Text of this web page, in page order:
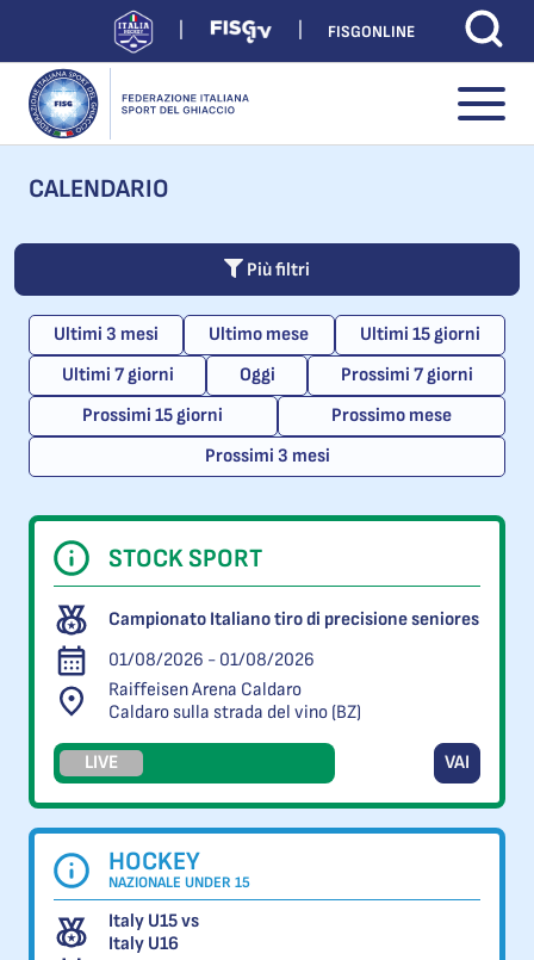
FISGONLINE
CALENDARIO
Più filtri
Ultimi 3 mesi Ultimo mese
Ultimi 15 giorni
Ultimi 7 giorni
Oggi
Prossimi 7 giorni
Prossimi 15 giorni
Prossimo mese
Prossimi 3 mesi
STOCK SPORT
Campionato Italiano tiro di precisione seniores
01/08/2026 - 01/08/2026
Raiffeisen Arena Caldaro
Caldaro sulla strada del vino (BZ)
LIVE VAI
HOCKEY
NAZIONALE UNDER 15
Italy U15 vs
Italy U16